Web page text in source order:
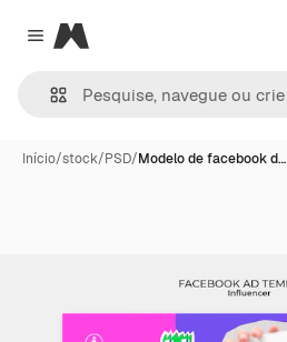
Close menu
Magnific
Início/stock/PSD/Modelo de facebook d…